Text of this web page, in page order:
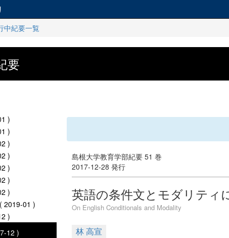
中紀要一覧
要
)
)
)
)
)
)
)
2019-01 )
)
12 )
島根大学教育学部紀要 51 巻
2017-12-28 発行
英語の条件文とモダリティ
On English Conditionals and Modality
林 高宣